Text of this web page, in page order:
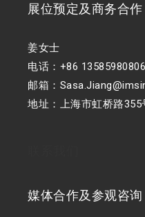
展位预定及商务合作
姜女士
电话：+86 13585980806
邮箱：
地址：上海市虹桥路
媒体合作及参观咨询